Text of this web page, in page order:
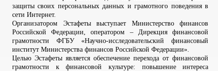
защиты своих персональных данных и грамотного поведения в
сети Интернет.
Организатором Эстафеты выступает Министерство финансов
Российской Федерации, оператором – Дирекция финансовой
грамотности ФГБУ «Научно-исследовательский финансовый
институт Министерства финансов Российской Федерации».
Целью Эстафеты является обеспечение перехода от финансовой
грамотности к финансовой культуре: повышение интереса